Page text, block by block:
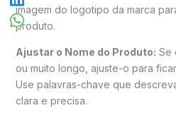
imagem do logotipo da marca
produto.
Ajustar o Nome do Produto: Se
ou muito longo, ajuste-o para
Use palavras-chave que
clara e precisa.